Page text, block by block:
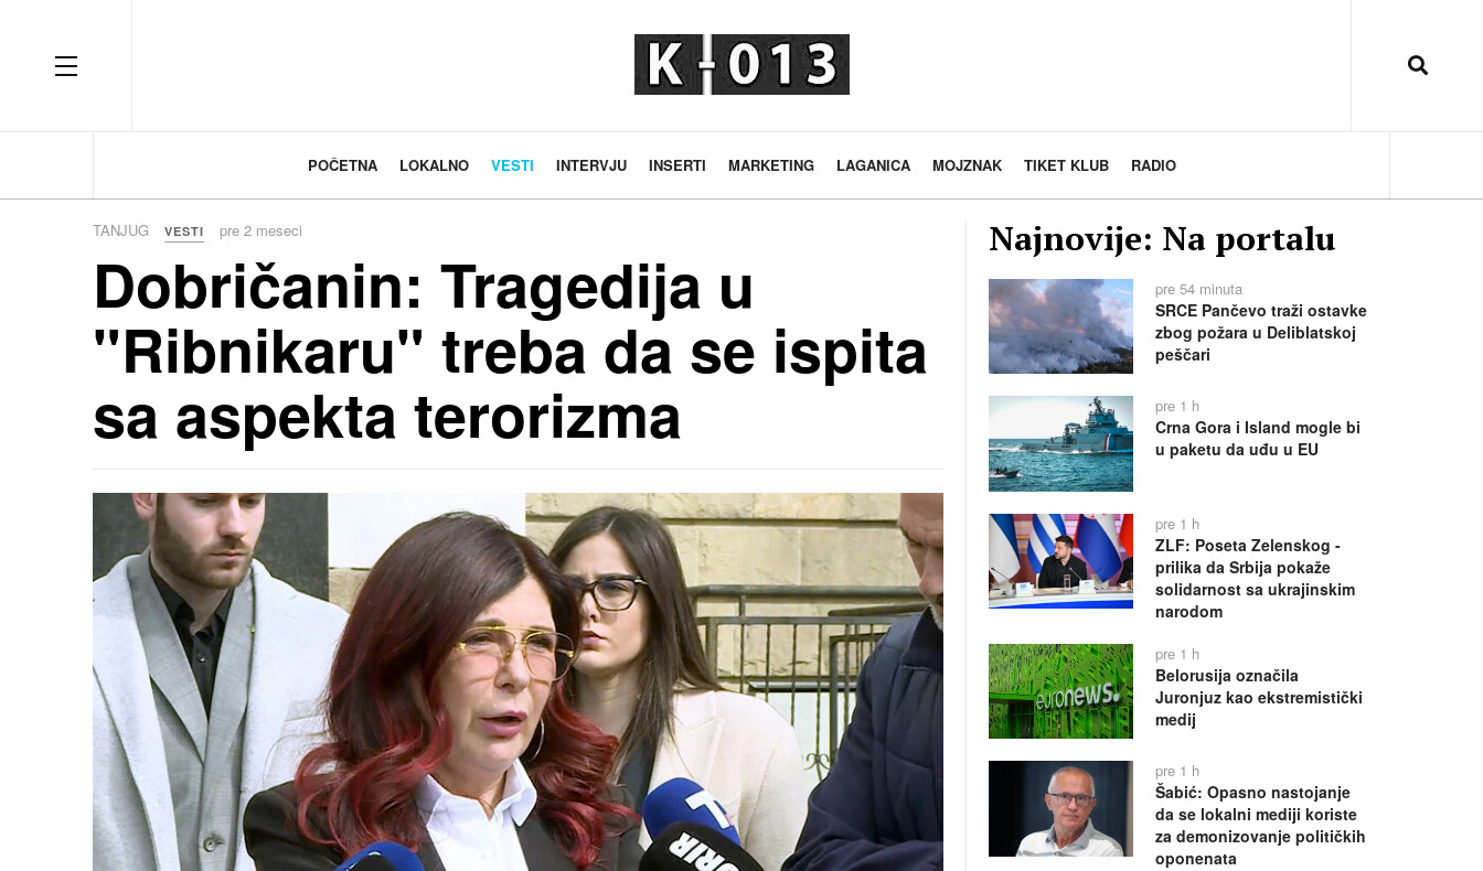
OFF CANVAS
POČETNA LOKALNO VESTI INTERVJU INSERTI MARKETING LAGANICA MOJZNAK TIKET KLUB RADIO
TANJUG VESTI pre 2 meseci
Dobričanin: Tragedija u
"Ribnikaru" treba da se ispita
sa aspekta terorizma
Najnovije: Na portalu
pre 54 minuta
SRCE Pančevo traži ostavke
zbog požara u Deliblatskoj
peščari
pre 1 h
Crna Gora i Island mogle bi
u paketu da uđu u EU
pre 1 h
ZLF: Poseta Zelenskog -
prilika da Srbija pokaže
solidarnost sa ukrajinskim
narodom
pre 1 h
Belorusija označila
Juronjuz kao ekstremistički
medij
pre 1 h
Šabić: Opasno nastojanje
da se lokalni mediji koriste
za demonizovanje političkih
oponenata